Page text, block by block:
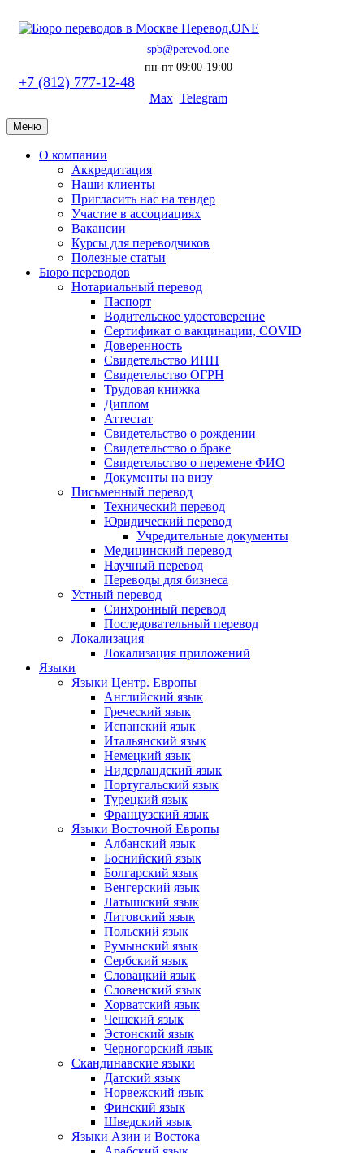
spb@perevod.one
пн-пт 09:00-19:00
+7 (812) 777-12-48
Max Telegram
Меню
О компании
Аккредитация
Наши клиенты
Пригласить нас на тендер
Участие в ассоциациях
Вакансии
Курсы для переводчиков
Полезные статьи
Бюро переводов
Нотариальный перевод
Паспорт
Водительское удостоверение
Сертификат о вакцинации, COVID
Доверенность
Свидетельство ИНН
Свидетельство ОГРН
Трудовая книжка
Диплом
Аттестат
Свидетельство о рождении
Свидетельство о браке
Свидетельство о перемене ФИО
Документы на визу
Письменный перевод
Технический перевод
Юридический перевод
Учредительные документы
Медицинский перевод
Научный перевод
Переводы для бизнеса
Устный перевод
Синхронный перевод
Последовательный перевод
Локализация
Локализация приложений
Языки
Языки Центр. Европы
Английский язык
Греческий язык
Испанский язык
Итальянский язык
Немецкий язык
Нидерландский язык
Португальский язык
Турецкий язык
Французский язык
Языки Восточной Европы
Албанский язык
Боснийский язык
Болгарский язык
Венгерский язык
Латышский язык
Литовский язык
Польский язык
Румынский язык
Сербский язык
Словацкий язык
Словенский язык
Хорватский язык
Чешский язык
Эстонский язык
Черногорский язык
Скандинавские языки
Датский язык
Норвежский язык
Финский язык
Шведский язык
Языки Азии и Востока